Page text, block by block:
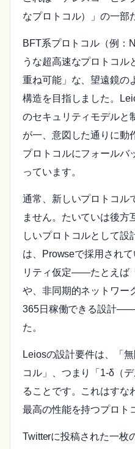
なプロトコル）」の一部
BFT系プロトコル（例：
うな超高速なプロトコル
重ね可能」な、望遠鏡の
構造を目指しました。
のセキュリティモデルと
が一、意図した通りに動
プロトコルにフォールバ
っています。
通常、新しいプロトコル
ません。たいていは後方
しいプロトコルとして設
は、Prowseで採用され
リティ仮定――たとえば
や、非同期的ネットワー
365日稼働できる設計
た。
Leiosの設計要件は、「
コル」、つまり「1-δ（
ることです。これはすな
最高の性能を持つプロト
Twitterに投稿された一枚